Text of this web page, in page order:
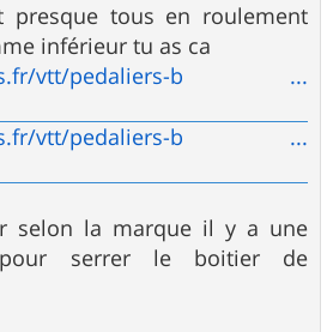
presque tous en roulement
inférieur tu as ca
vtt/pedaliers-b ...
vtt/pedaliers-b ...
selon la marque il y a une
serrer le boitier de